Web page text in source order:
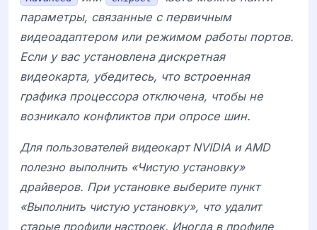
параметры, связанные с первичным
видеоадаптером или режимом работы портов.
Если у вас установлена дискретная
видеокарта, убедитесь, что встроенная
графика процессора отключена, чтобы не
возникало конфликтов при опросе шин.
Для пользователей видеокартNVIDIA иAMD
полезно выполнить «Чистую установку»
драйверов. При установке выберите пункт
«Выполнить чистую установку», что удалит
старые профили настроек. Иногда в профиле